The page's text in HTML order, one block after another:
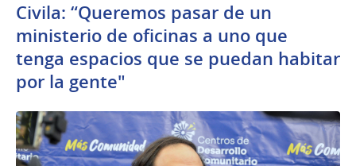
Civila: “Queremos pasar de un
ministerio de oficinas a uno que
tenga espacios que se puedan habitar
por la gente"